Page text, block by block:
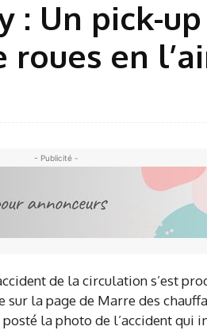
: Un pick-
en
- Publicité -
de la circulation s’est
sur la page de Marre des
la photo de l’accident qui